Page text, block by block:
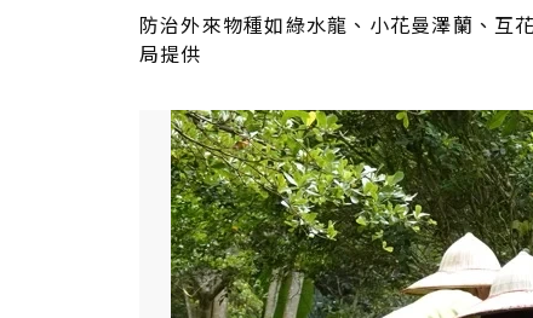
防治外來物種如綠水龍、小花曼澤蘭、互
局提供